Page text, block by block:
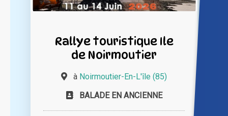
Rallye touristique Ile
de Noirmoutier
à Noirmoutier-En-L'île (85)
BALADE EN ANCIENNE